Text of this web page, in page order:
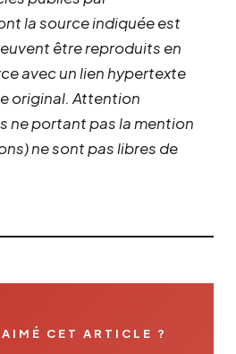
la source indiquée est
être reproduits en
avec un lien hypertexte
original. Attention
ne portant pas la mention
ne sont pas libres de
CET ARTICLE ?